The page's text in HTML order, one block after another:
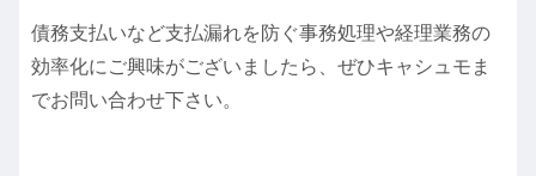
債務支払いなど支払漏れを防ぐ事務処理や経理業務の
効率化にご興味がございましたら、ぜひキャシュモま
でお問い合わせ下さい。